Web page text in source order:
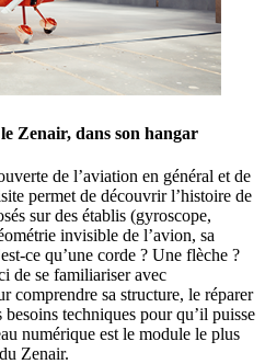
Zenair, dans son hangar
de l’aviation en général et de
permet de découvrir l’histoire de
sur des établis (gyroscope,
invisible de l’avion, sa
ce qu’une corde ? Une flèche ?
de se familiariser avec
comprendre sa structure, le réparer
besoins techniques pour qu’il puisse
numérique est le module le plus
Zenair.